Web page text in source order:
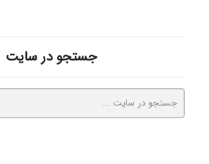
جستجو در سایت